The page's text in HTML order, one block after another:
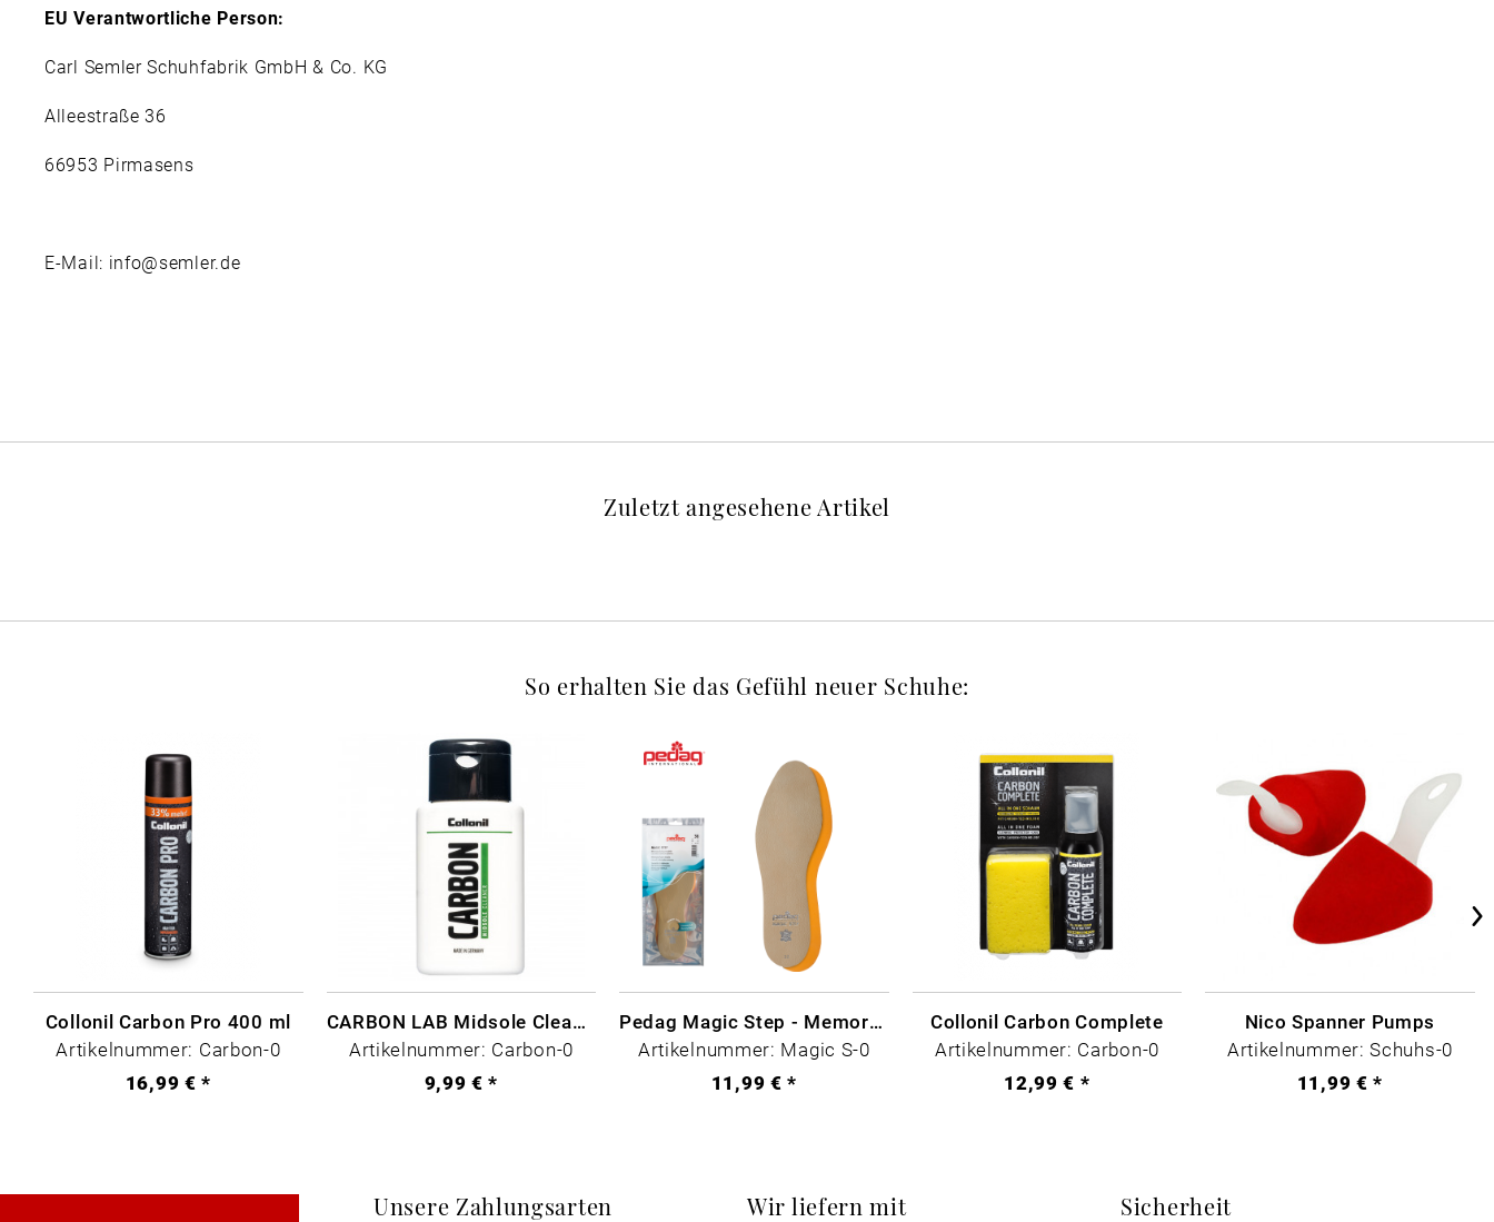
EU Verantwortliche Person:
Carl Semler Schuhfabrik GmbH & Co. KG
Alleestraße 36
66953 Pirmasens
E-Mail: info@semler.de
Zuletzt angesehene Artikel
So erhalten Sie das Gefühl neuer Schuhe:
Collonil Carbon Pro 400 ml
Artikelnummer: Carbon-0
16,99 € *
CARBON LAB Midsole Cleaner
Artikelnummer: Carbon-0
9,99 € *
Pedag Magic Step - Memory Schaum
Artikelnummer: Magic S-0
11,99 € *
Collonil Carbon Complete
Artikelnummer: Carbon-0
12,99 € *
Nico Spanner Pumps
Artikelnummer: Schuhs-0
11,99 € *
Unsere Zahlungsarten Wir liefern mit Sicherheit